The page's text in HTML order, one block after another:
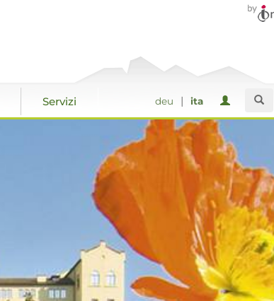
Servizi deu | ita